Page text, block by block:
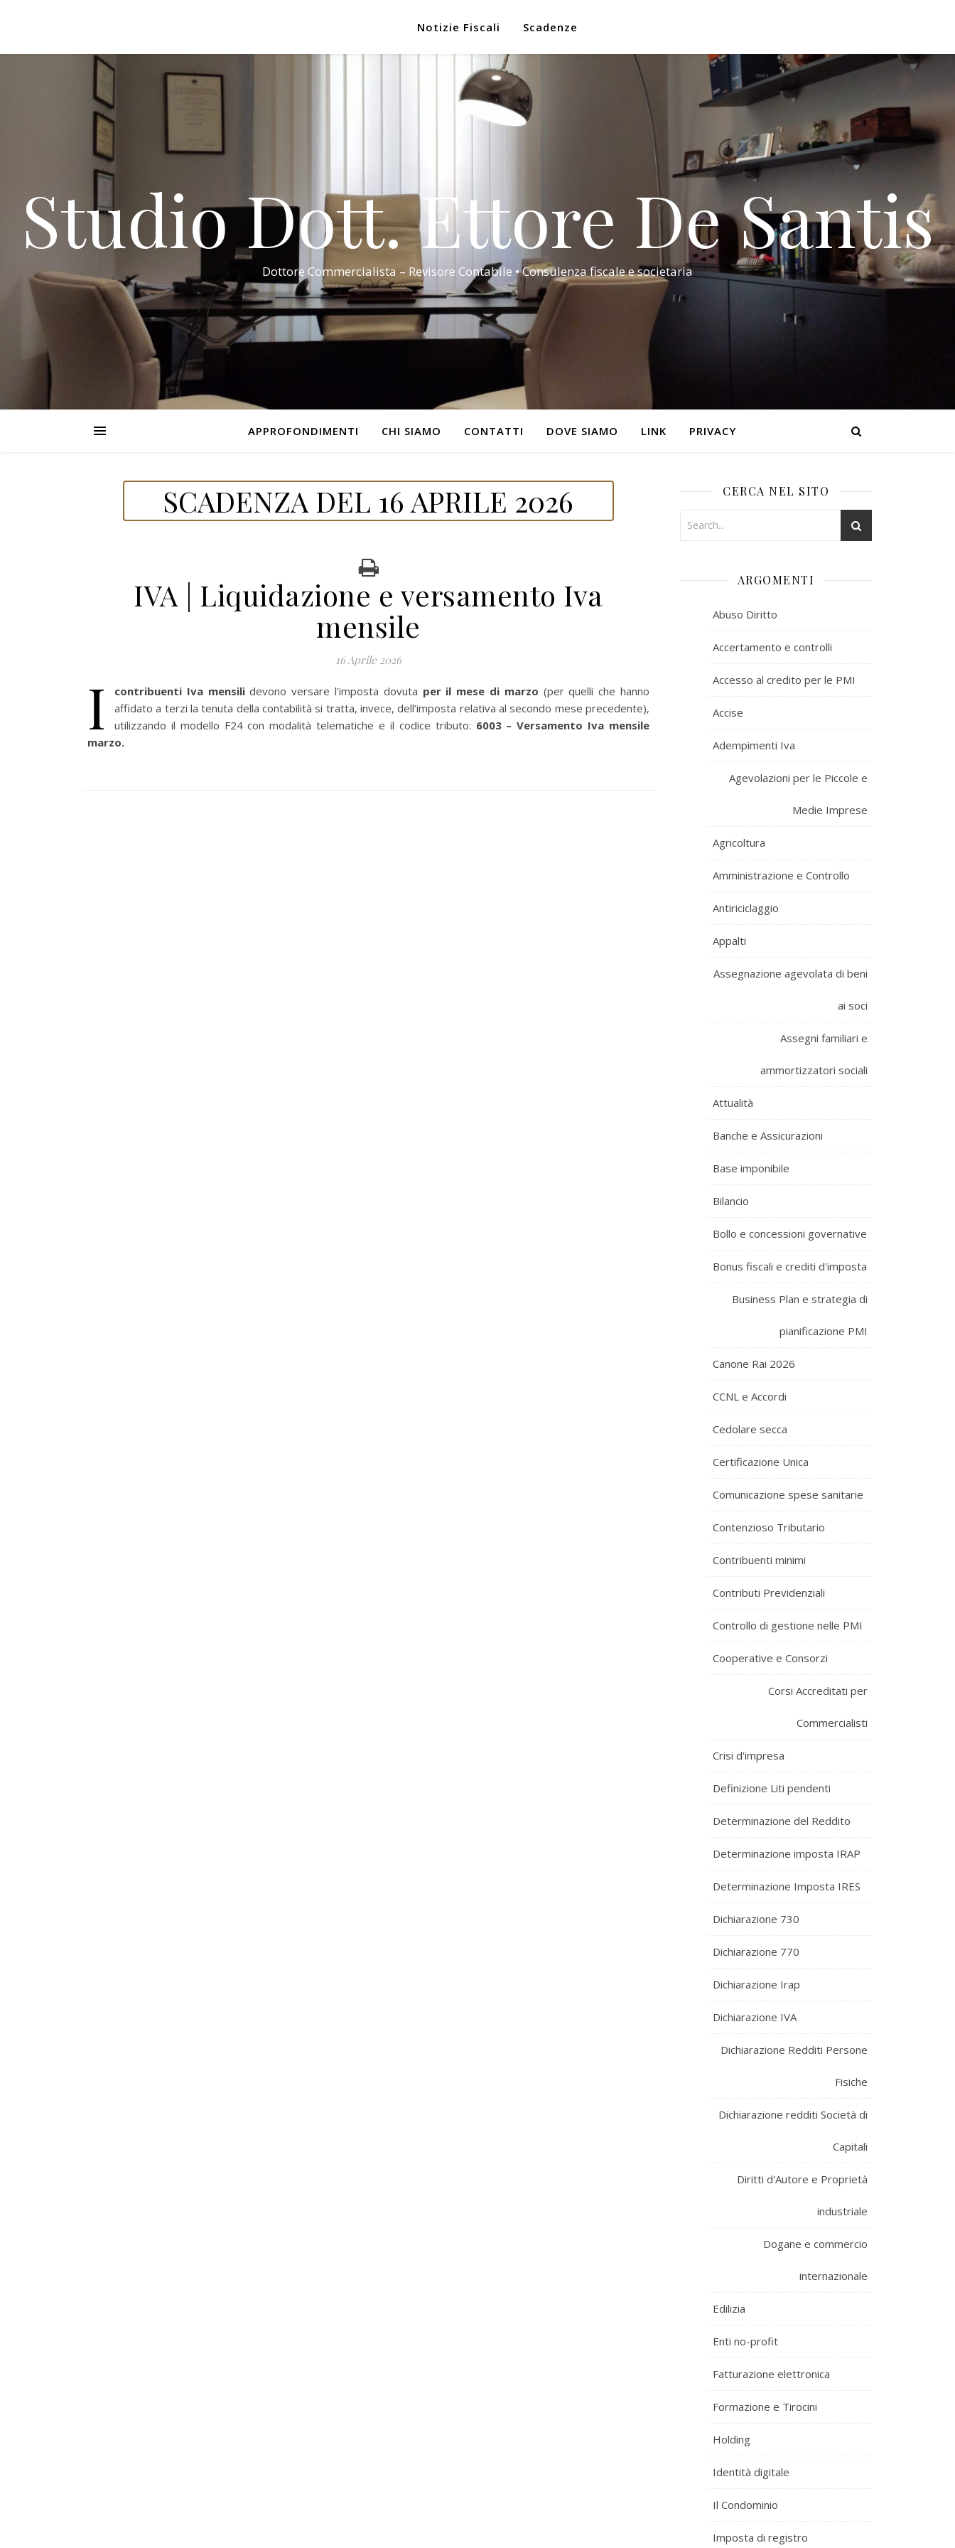
Notizie Fiscali Scadenze
Studio Dott. Ettore De Santis
Dottore Commercialista – Revisore Contabile • Consulenza fiscale e societaria
APPROFONDIMENTI CHI SIAMO CONTATTI DOVE SIAMO LINK PRIVACY
SCADENZA DEL 16 APRILE 2026
IVA | Liquidazione e versamento Iva
mensile
16 Aprile 2026
I contribuenti Iva mensilidevono versare l’imposta dovuta per il mese di marzo (per quelli che hanno
affidato a terzi la tenuta della contabilità si tratta, invece, dell’imposta relativa al secondo mese precedente),
utilizzando il modello F24 con modalità telematiche e il codice tributo: 6003 – Versamento Iva mensile
marzo.
CERCA NEL SITO
ARGOMENTI
Abuso Diritto
Accertamento e controlli
Accesso al credito per le PMI
Accise
Adempimenti Iva
Agevolazioni per le Piccole e
Medie Imprese
Agricoltura
Amministrazione e Controllo
Antiriciclaggio
Appalti
Assegnazione agevolata di beni
ai soci
Assegni familiari e
ammortizzatori sociali
Attualità
Banche e Assicurazioni
Base imponibile
Bilancio
Bollo e concessioni governative
Bonus fiscali e crediti d'imposta
Business Plan e strategia di
pianificazione PMI
Canone Rai 2026
CCNL e Accordi
Cedolare secca
Certificazione Unica
Comunicazione spese sanitarie
Contenzioso Tributario
Contribuenti minimi
Contributi Previdenziali
Controllo di gestione nelle PMI
Cooperative e Consorzi
Corsi Accreditati per
Commercialisti
Crisi d'impresa
Definizione Liti pendenti
Determinazione del Reddito
Determinazione imposta IRAP
Determinazione Imposta IRES
Dichiarazione 730
Dichiarazione 770
Dichiarazione Irap
Dichiarazione IVA
Dichiarazione Redditi Persone
Fisiche
Dichiarazione redditi Società di
Capitali
Diritti d'Autore e Proprietà
industriale
Dogane e commercio
internazionale
Edilizia
Enti no-profit
Fatturazione elettronica
Formazione e Tirocini
Holding
Identità digitale
Il Condominio
Imposta di registro